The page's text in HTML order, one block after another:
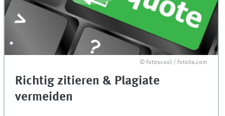
© fotoscool / fotolia.com
Richtig zitieren & Plagiate
vermeiden